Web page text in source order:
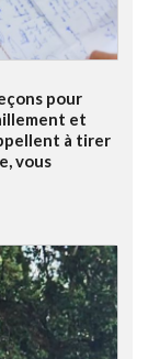
pour
et
à tirer
vous